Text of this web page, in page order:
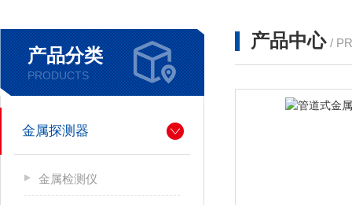
产品分类
PRODUCTS
金属探测器
金属检测仪
产品中心 /